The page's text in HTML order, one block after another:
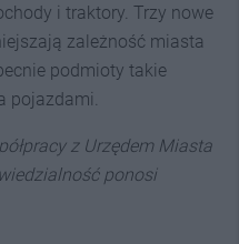
i traktory. Trzy nowe
zależność miasta
podmioty takie
pojazdami.
z Urzędem Miasta
ponosi